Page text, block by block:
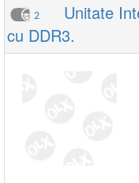
2
Unitate
cu DDR3.